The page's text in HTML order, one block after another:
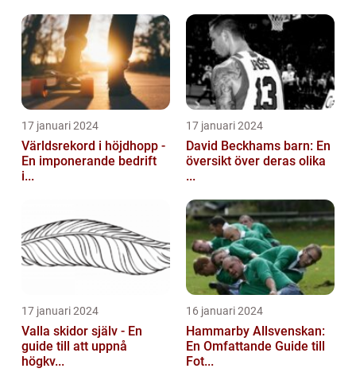
17 januari 2024
Världsrekord i höjdhopp -
En imponerande bedrift
i...
17 januari 2024
David Beckhams barn: En
översikt över deras olika
...
17 januari 2024
Valla skidor själv - En
guide till att uppnå
högkv...
16 januari 2024
Hammarby Allsvenskan:
En Omfattande Guide till
Fot...